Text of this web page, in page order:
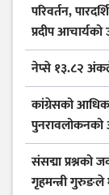
परिवर्तन,
प्रदीप आचार्यको
नेप्से १३.८२
कांग्रेसको
पुनरावलोकनको
संसद्मा
गृहमन्त्री गुरुङले